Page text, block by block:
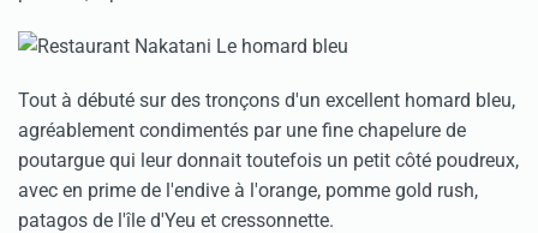
Tout à débuté sur des tronçons d'un excellent homard bleu,
agréablement condimentés par une fine chapelure de
poutargue qui leur donnait toutefois un petit côté poudreux,
avec en prime de l'endive à l'orange, pomme gold rush,
patagos de l'île d'Yeu et cressonnette.